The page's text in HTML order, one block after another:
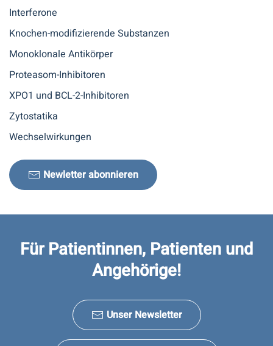
Interferone
Knochen-modifizierende Substanzen
Monoklonale Antikörper
Proteasom-Inhibitoren
XPO1 und BCL-2-Inhibitoren
Zytostatika
Wechselwirkungen
Newletter abonnieren
Für Patientinnen, Patienten und
Angehörige!
Unser Newsletter